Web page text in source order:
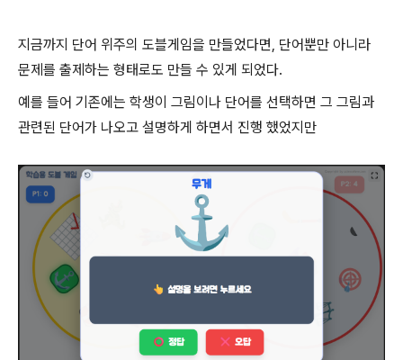
지금까지 단어 위주의 도블게임을 만들었다면, 단어뿐만 아니라
문제를 출제하는 형태로도 만들 수 있게 되었다.
예를 들어 기존에는 학생이 그림이나 단어를 선택하면 그 그림과
관련된 단어가 나오고 설명하게 하면서 진행 했었지만